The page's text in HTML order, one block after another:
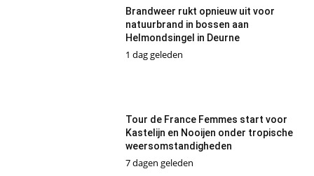
Brandweer rukt opnieuw uit voor
natuurbrand in bossen aan
Helmondsingel in Deurne
1 dag geleden
Tour de France Femmes start voor
Kastelijn en Nooijen onder tropische
weersomstandigheden
7 dagen geleden